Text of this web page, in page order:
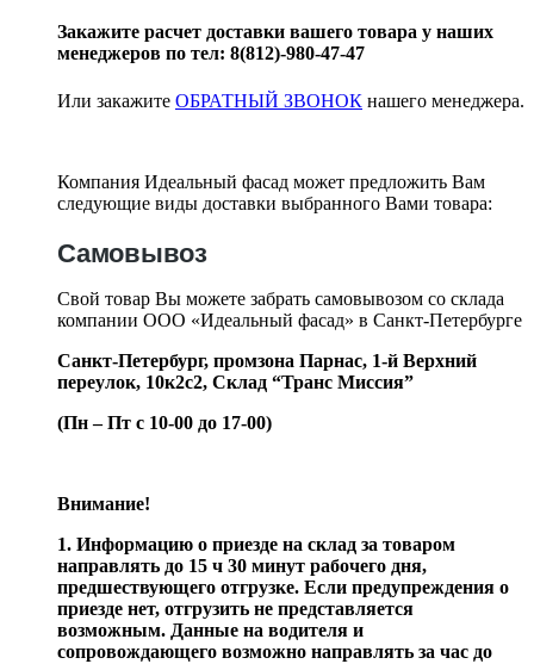
Закажите расчет доставки вашего товара у наших
менеджеров по тел: 8(812)-980-47-47
Или закажите ОБРАТНЫЙ ЗВОНОК нашего менеджера.
Компания Идеальный фасад может предложить Вам
следующие виды доставки выбранного Вами товара:
Самовывоз
Свой товар Вы можете забрать самовывозом со склада
компании ООО «Идеальный фасад» в Санкт-Петербурге
Санкт-Петербург, промзона Парнас, 1-й Верхний
переулок, 10к2с2, Склад “Транс Миссия”
(Пн – Пт с 10-00 до 17-00)
Внимание!
1. Информацию о приезде на склад за товаром
направлять до 15 ч 30 минут рабочего дня,
предшествующего отгрузке. Если предупреждения о
приезде нет, отгрузить не представляется
возможным. Данные на водителя и
сопровождающего возможно направлять за час до